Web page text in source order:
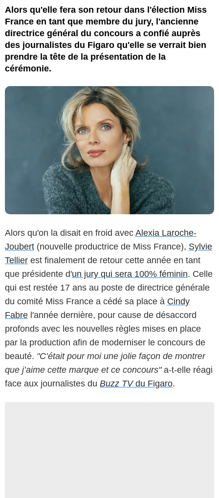
Alors qu'elle fera son retour dans l'élection Miss
France en tant que membre du jury, l'ancienne
directrice général du concours a confié auprès
des journalistes du Figaro qu'elle se verrait bien
prendre la tête de la présentation de la
cérémonie.
Alors qu'on la disait en froid avec Alexia Laroche-
Joubert (nouvelle productrice de Miss France), Sylvie
Tellier est finalement de retour cette année en tant
que présidente d'un jury qui sera 100% féminin. Celle
qui est restée 17 ans au poste de directrice générale
du comité Miss France a cédé sa place à Cindy
Fabre l'année dernière, pour cause de désaccord
profonds avec les nouvelles règles mises en place
par la production afin de moderniser le concours de
beauté. "C’était pour moi une jolie façon de montrer
que j’aime cette marque et ce concours" a-t-elle réagi
face aux journalistes du Buzz TVdu Figaro.